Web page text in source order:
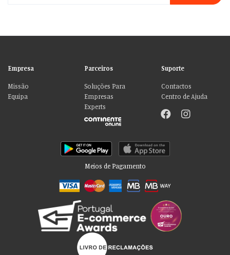
Empresa
Missão
Equipa
Parceiros
Soluções Para
Empresas
Experts
Suporte
Contactos
Centro de Ajuda
Meios de Pagamento
Por favor aceite as nossas deliciosas